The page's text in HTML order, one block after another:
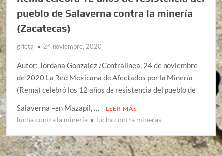
pueblo de Salaverna contra la minería
(Zacatecas)
grieta 24 noviembre, 2020
Autor: Jordana Gonzalez /Contralinea, 24 de noviembre
de 2020 La Red Mexicana de Afectados por la Minería
(Rema) celebró los 12 años de resistencia del pueblo de
Salaverna –en Mazapil, …
LEER MÁS
lucha contra la minería lucha contra mineras